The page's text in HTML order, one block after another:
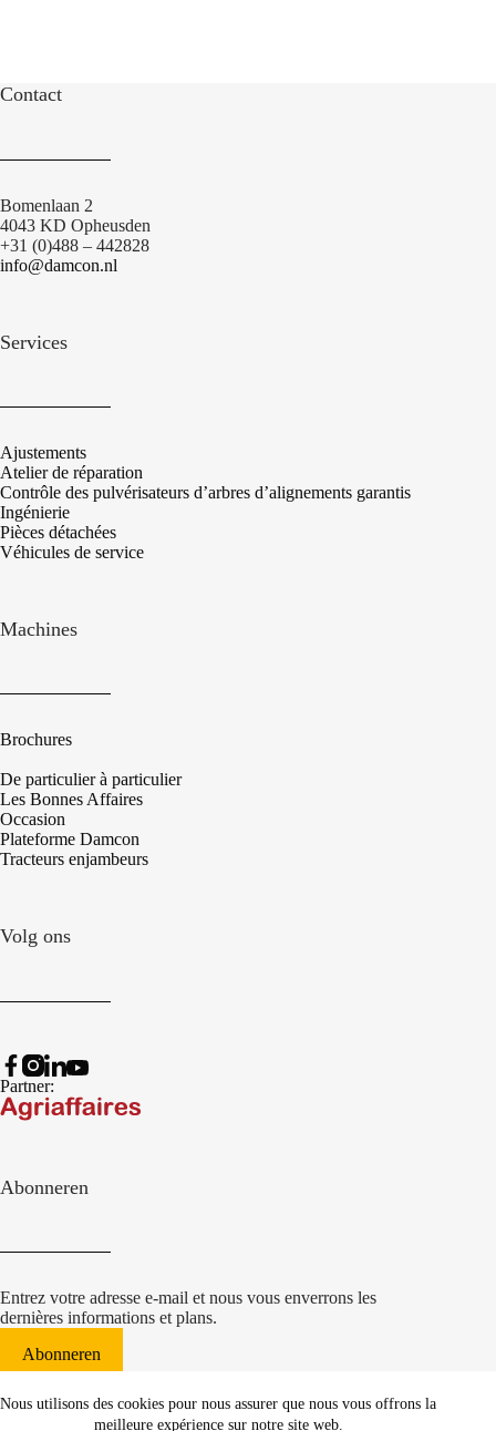
Nous utilisons des cookies pour nous assurer que nous vous offrons la
meilleure expérience sur notre site web.
Contact
Bomenlaan 2
4043 KD Opheusden
+31 (0)488 – 442828
info@damcon.nl
Services
Ajustements
Atelier de réparation
Contrôle des pulvérisateurs d’arbres d’alignements garantis
Ingénierie
Pièces détachées
Véhicules de service
Machines
Brochures
De particulier à particulier
Les Bonnes Affaires
Occasion
Plateforme Damcon
Tracteurs enjambeurs
Volg ons
Partner:
Abonneren
Entrez votre adresse e-mail et nous vous enverrons les
dernières informations et plans.
Abonneren
websiteontwikkeling Communicatieregisseurs*